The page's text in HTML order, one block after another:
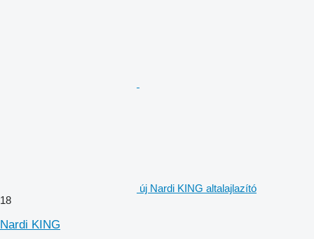
új Nardi KING altalajlazító
18
Nardi KING